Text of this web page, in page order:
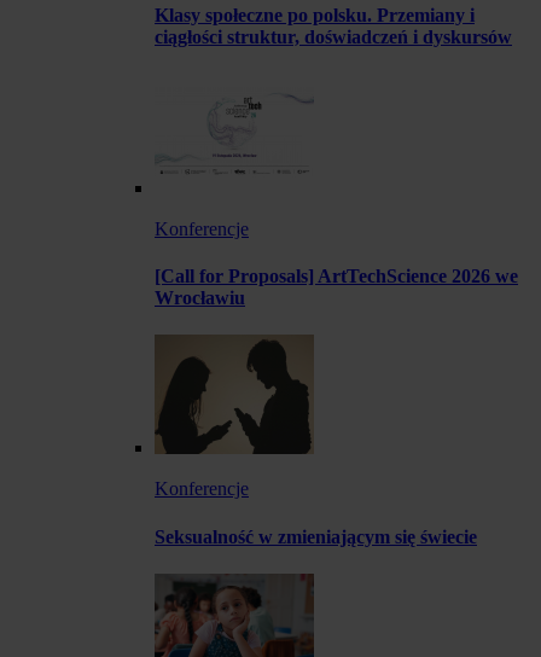
Klasy społeczne po polsku. Przemiany i
ciągłości struktur, doświadczeń i dyskursów
Konferencje
[Call for Proposals] ArtTechScience 2026 we
Wrocławiu
Konferencje
Seksualność w zmieniającym się świecie